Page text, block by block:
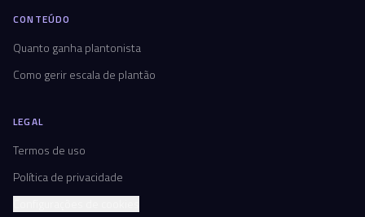
CONTEÚDO
Quanto ganha plantonista
Como gerir escala de plantão
LEGAL
Termos de uso
Política de privacidade